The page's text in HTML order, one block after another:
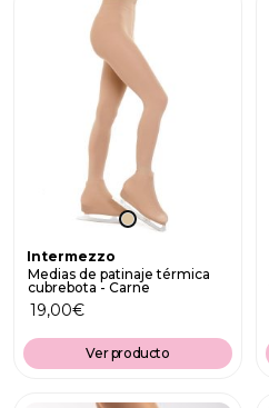
Intermezzo
Medias de patinaje térmica
cubrebota - Carne
19,00€
Ver producto